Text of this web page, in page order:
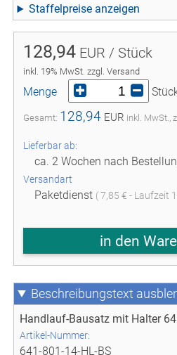
Staffelpreise
128,94EUR / Stück
inkl. 19% MwSt. zzgl. Versand
Menge
Gesamt: 128,94EUR inkl. MwSt.,
Lieferbar ab:
ca. 2 Wochen nach
Versandart
Paketdienst ( 7,85 € - Laufzeit
in den
Beschreibungstext
Handlauf-Bausatz mit Halter
Artikel-Nummer:
641-801-14-HL-BS